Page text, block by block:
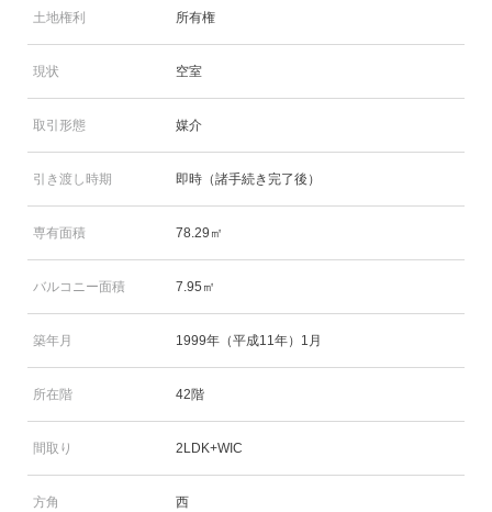
土地権利 所有権
現状 空室
取引形態 媒介
引き渡し時期 即時（諸手続き完了後）
専有面積 78.29㎡
バルコニー面積 7.95㎡
築年月 1999年（平成11年）1月
所在階 42階
間取り 2LDK+WIC
方角 西